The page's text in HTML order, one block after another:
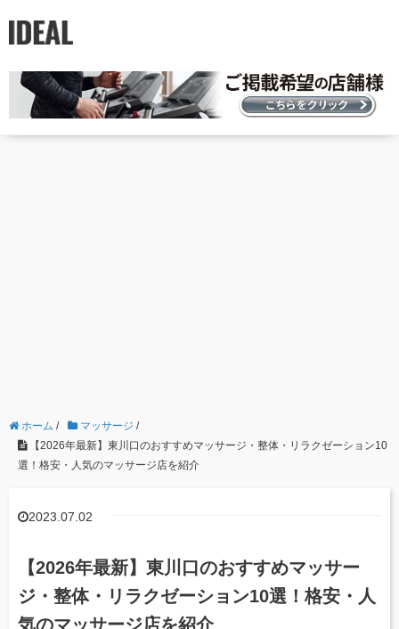
ホーム / マッサージ /
【2026年最新】東川口のおすすめマッサージ・整体・リラクゼーション10
選！格安・人気のマッサージ店を紹介
2023.07.02
【2026年最新】東川口のおすすめマッサー
ジ・整体・リラクゼーション10選！格安・人
気のマッサージ店を紹介